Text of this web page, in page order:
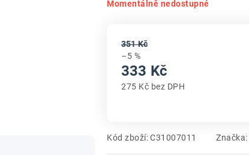
Momentálně nedostupné
351 Kč
–5 %
333 Kč
275 Kč bez DPH
Kód zboží:C31007011 Značka: